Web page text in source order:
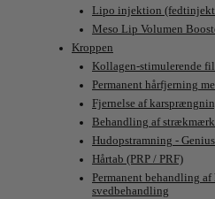
Lipo injektion
Meso Lip Volumen
Kroppen
Kollagen-stimulerende
Permanent hårfjerning
Fjernelse af
Behandling af
Hudopstramning -
Hårtab (PRP / PRF)
Permanent behandling
svedbehandling